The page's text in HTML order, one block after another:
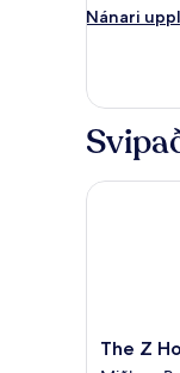
-
garð
(Captain
Room)
Nánari
Nánari
fyrir
-
baði
Room)
The
Z
The Z
The Z